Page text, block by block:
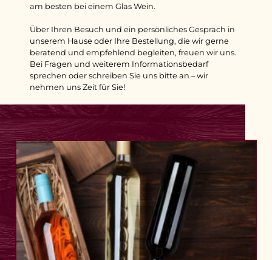
am besten bei einem Glas Wein.
Über Ihren Besuch und ein persönliches Gespräch in
unserem Hause oder Ihre Bestellung, die wir gerne
beratend und empfehlend begleiten, freuen wir uns.
Bei Fragen und weiterem Informationsbedarf
sprechen oder schreiben Sie uns bitte an – wir
nehmen uns Zeit für Sie!